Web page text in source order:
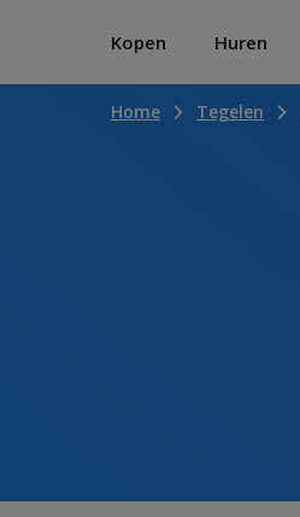
Kopen Huren
Home Tegelen